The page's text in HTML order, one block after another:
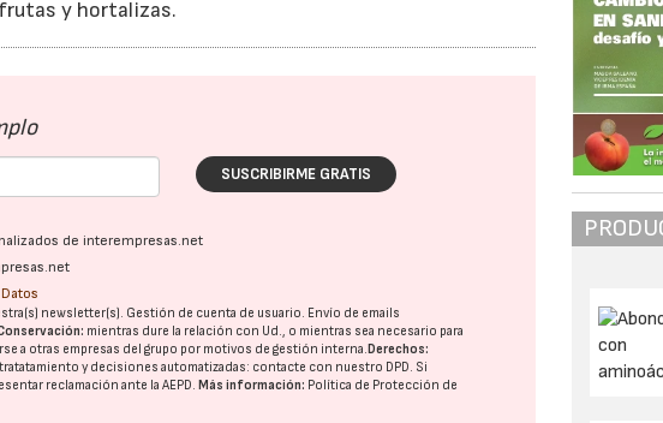
y hortalizas.
SUSCRIBIRME GRATIS
de interempresas.net
newsletter(s). Gestión de cuenta de usuario. Envío de emails
mientras dure la relación con Ud., o mientras sea necesario para
a otras empresas del grupo por motivos de gestión interna. Derechos:
y decisiones automatizadas: contacte con nuestro DPD. Si
reclamación ante laAEPD. Más información: Política de Protección de